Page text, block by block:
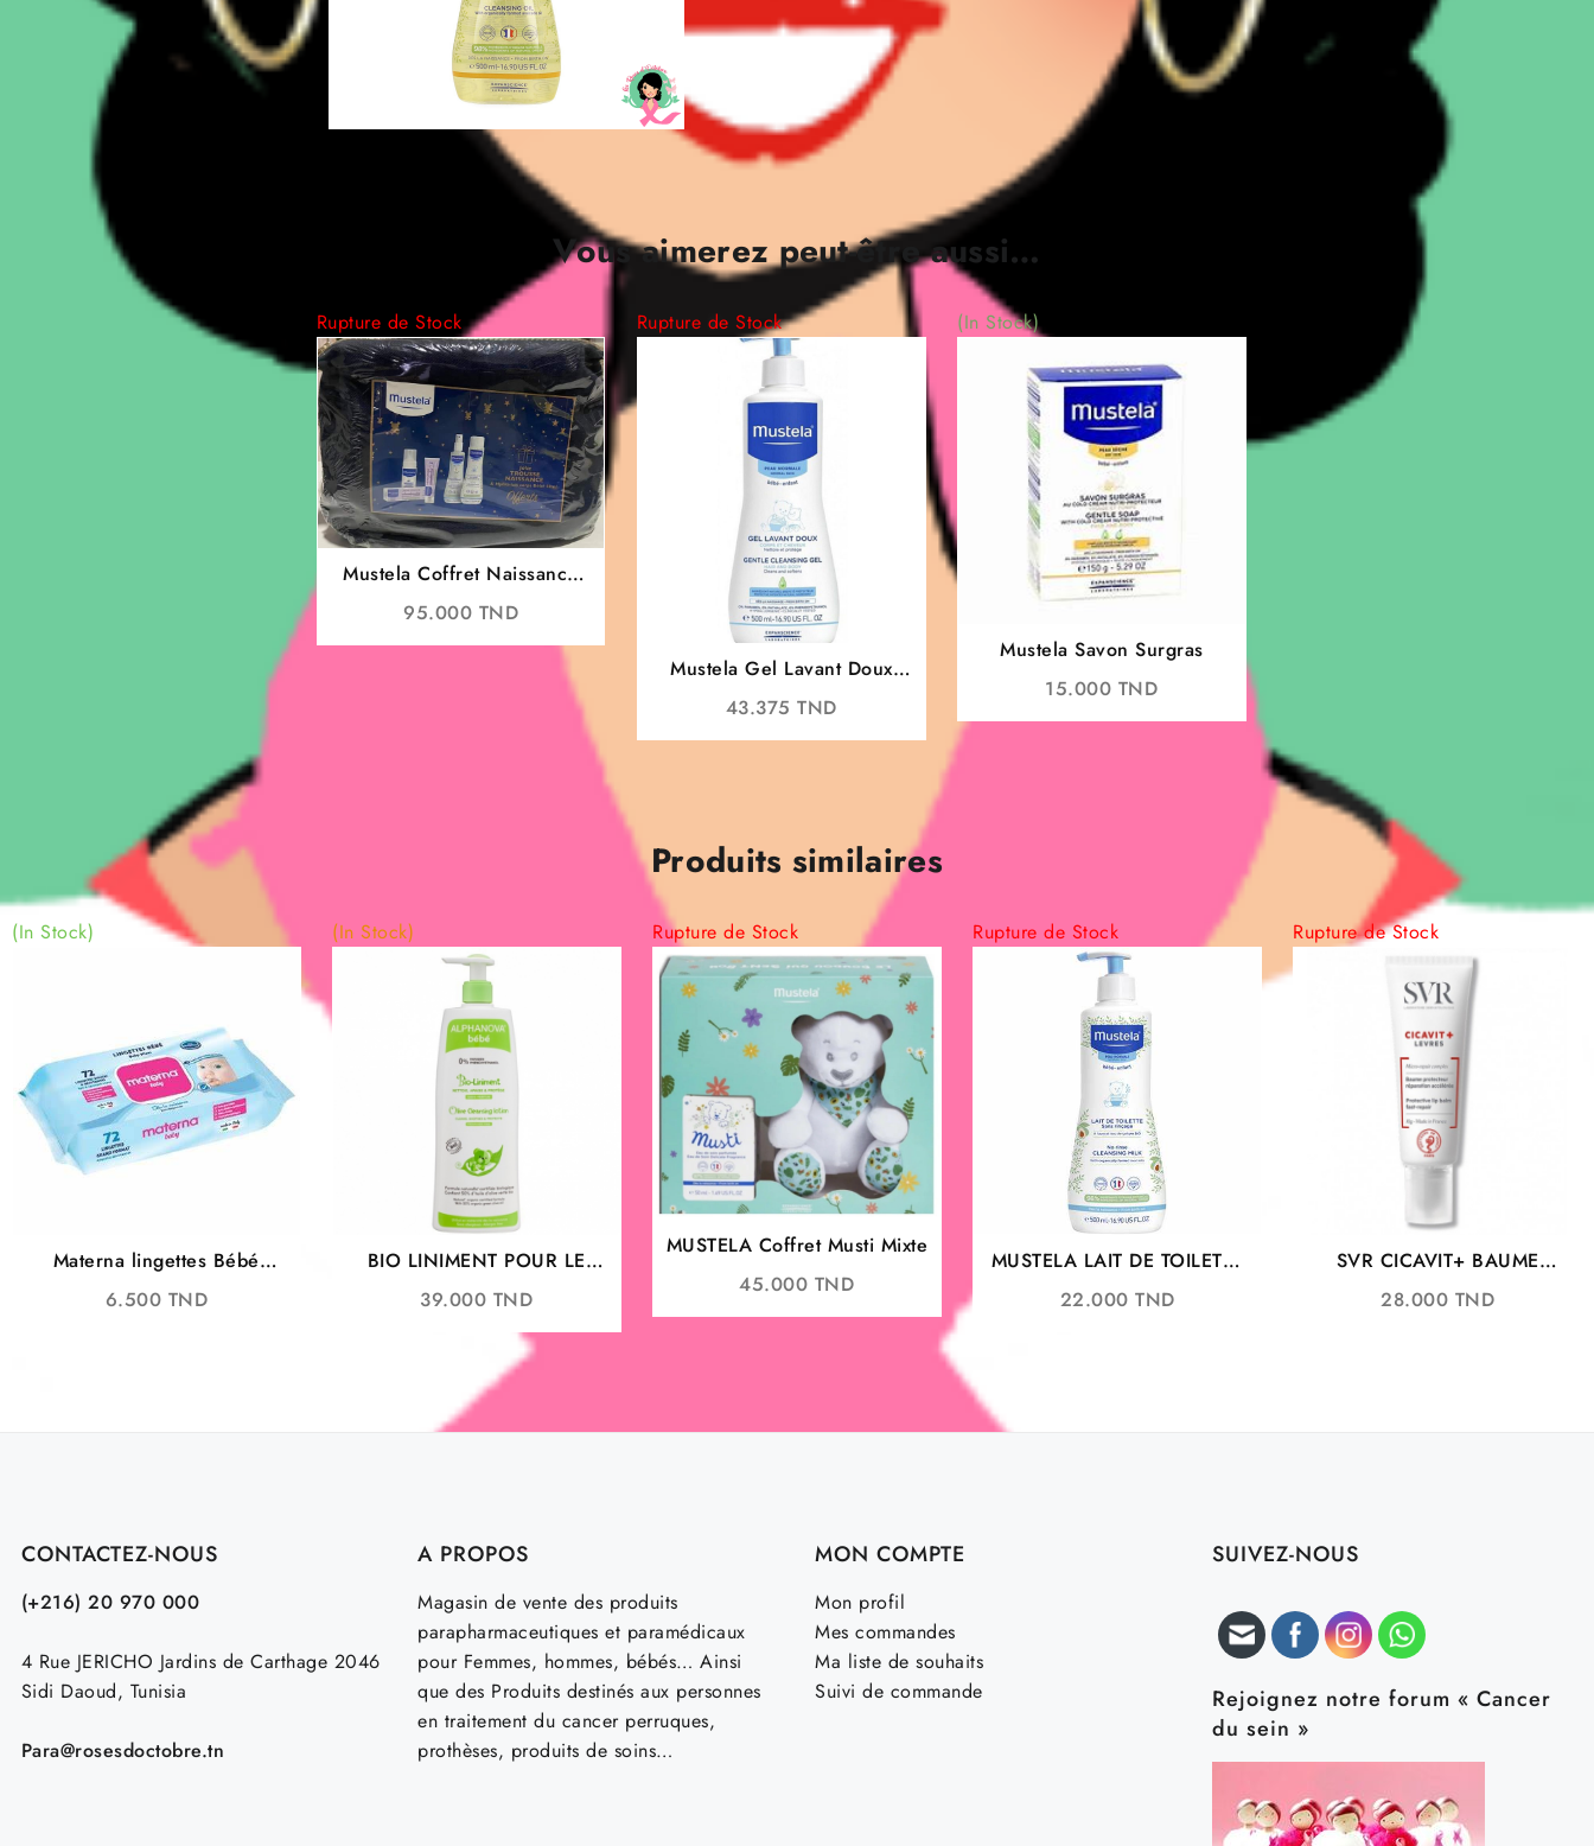
Vous aimerez peut-être aussi…
Rupture de Stock
Mustela Coffret Naissance
Trousse en jean
95.000 TND
Rupture de Stock
Mustela Gel Lavant Doux
500ml
43.375TND
(In Stock)
Mustela Savon Surgras
15.000 TND
Produits similaires
(In Stock)
Materna lingettes Bébé
72pieces
6.500 TND
(In Stock)
BIO LINIMENT POUR LE
CHANGE DE BÉBÉ 500ML |
ALPHANOVA BÉBÉ ®
39.000 TND
Rupture de Stock
MUSTELA Coffret Musti Mixte
45.000 TND
Rupture de Stock
MUSTELA LAIT DE TOILETTE
BB 200ML
22.000TND
Rupture de Stock
SVR CICAVIT+ BAUME
PROTECTEUR LEVRES 10G
28.000 TND
CONTACTEZ-NOUS
(+216) 20 970 000
4 Rue JERICHO Jardins de Carthage 2046
Sidi Daoud, Tunisia
Para@rosesdoctobre.tn
A PROPOS
Magasin de vente des produits
parapharmaceutiques et paramédicaux
pour Femmes, hommes, bébés… Ainsi
que des Produits destinés aux personnes
en traitement du cancer perruques,
prothèses, produits de soins…
MON COMPTE
Mon profil
Mes commandes
Ma liste de souhaits
Suivi de commande
SUIVEZ-NOUS
Rejoignez notre forum « Cancer
du sein »